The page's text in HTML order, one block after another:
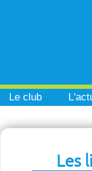
Le club
Les